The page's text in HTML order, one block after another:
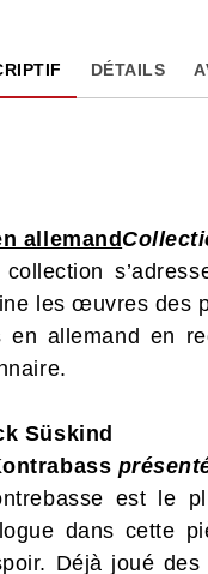
DÉTAILS
allemand
collection
les œuvres des
en allemand en
Süskind
est le
dans cette
Déjà joué